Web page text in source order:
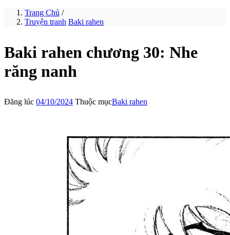
Trang Chủ /
Truyện tranh Baki rahen
Baki rahen chương 30: Nhe
răng nanh
Đăng lúc 04/10/2024 Thuộc mụcBaki rahen